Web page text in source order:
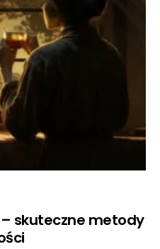
skuteczne metody